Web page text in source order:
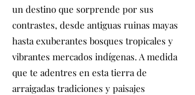
un destino que sorprende por sus
contrastes, desde antiguas ruinas mayas
hasta exuberantes bosques tropicales y
vibrantes mercados indígenas. A medida
que te adentres en esta tierra de
arraigadas tradiciones y paisajes